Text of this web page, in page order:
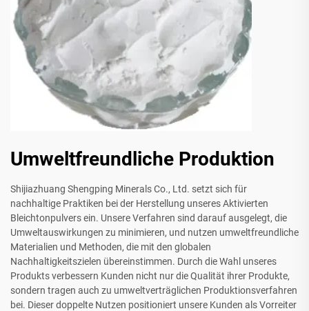
Umweltfreundliche Produktion
Shijiazhuang Shengping Minerals Co., Ltd. setzt sich für
nachhaltige Praktiken bei der Herstellung unseres Aktivierten
Bleichtonpulvers ein. Unsere Verfahren sind darauf ausgelegt, die
Umweltauswirkungen zu minimieren, und nutzen umweltfreundliche
Materialien und Methoden, die mit den globalen
Nachhaltigkeitszielen übereinstimmen. Durch die Wahl unseres
Produkts verbessern Kunden nicht nur die Qualität ihrer Produkte,
sondern tragen auch zu umweltverträglichen Produktionsverfahren
bei. Dieser doppelte Nutzen positioniert unsere Kunden als Vorreiter